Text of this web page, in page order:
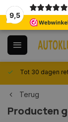
9,5
Tot 30 dagen
Terug
Producten